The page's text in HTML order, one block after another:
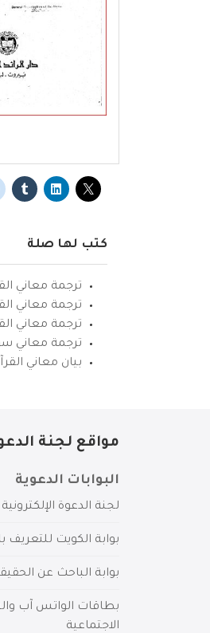
كتب لها صلة
ترجمة معاني
ترجمة معاني
ترجمة معاني
ترجمة معاني
بيان معاني
مواقع لجنة
البوابات الدعوية
لجنة الدعوة الإلكترونية
بوابة الكويت للتعريف
بوابة الباحث عن
بطاقات الواتس آب
الاجتماعية